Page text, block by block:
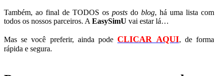
Também, ao final de TODOS os posts do blog, há uma lista com
todos os nossos parceiros. A EasySimU vai estar lá…
Mas se você preferir, ainda podeCLICAR AQUI, de forma
rápida e segura.